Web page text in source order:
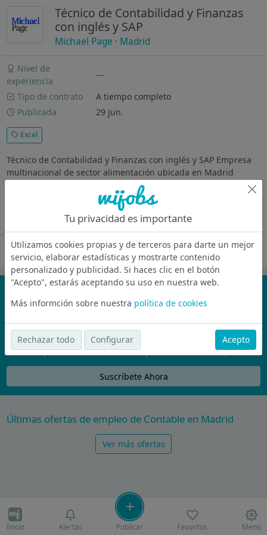
Técnico de Contabilidad y Finanzas
con inglés y SAP
Michael Page · Madrid
Nivel de
experiencia
---
Tipo de contrato
A tiempo completo
Publicada
29 jun.
Excel
Técnico de Contabilidad y Finanzas con inglés y SAP Empresa
multinacional de sector alimentación ubicada en Madrid
centro ¿Dónde vas a trabajar? Empresa multinacional de sector
alimentación ubicada en Madrid centro Descripción Funciones
Oferta desactivada
¡No te pierdas nada!
Únete a la comunidad de wijobs y recibe por email las mejores
ofertas de empleo
Nunca compartiremos tu email con nadie y no te vamos a enviar spam
Suscríbete Ahora
Últimas ofertas de empleo de Contable en Madrid
Ver más ofertas
Inicio Alertas Publicar Favoritos Menú
Tu privacidad es importante
Utilizamos cookies propias y de terceros para darte un mejor
servicio, elaborar estadísticas y mostrarte contenido
personalizado y publicidad. Si haces clic en el botón
"Acepto", estarás aceptando su uso en nuestra web.
Más informción sobre nuestra política de cookies
Rechazar todo Configurar Acepto